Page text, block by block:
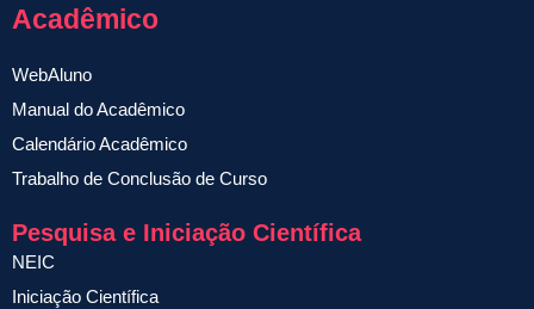
Acadêmico
WebAluno
Manual do Acadêmico
Calendário Acadêmico
Trabalho de Conclusão de Curso
Pesquisa e Iniciação Científica
NEIC
Iniciação Científica